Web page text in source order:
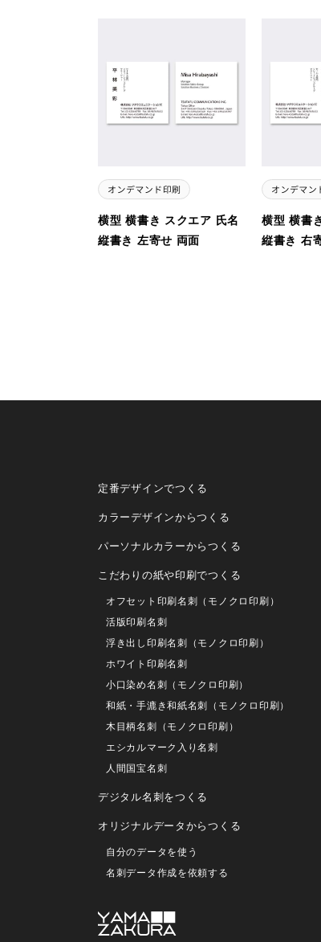
横型 横書き スクエア 氏名
縦書き 左寄せ 両面
横型 横書
縦書き 右
定番デザインでつくる
カラーデザインからつくる
パーソナルカラーからつくる
こだわりの紙や印刷でつくる
オフセット印刷名刺（モノクロ印刷）
活版印刷名刺
浮き出し印刷名刺（モノクロ印刷）
ホワイト印刷名刺
小口染め名刺（モノクロ印刷）
和紙・手漉き和紙名刺（モノクロ印刷）
木目柄名刺（モノクロ印刷）
エシカルマーク入り名刺
人間国宝名刺
デジタル名刺をつくる
オリジナルデータからつくる
自分のデータを使う
名刺データ作成を依頼する